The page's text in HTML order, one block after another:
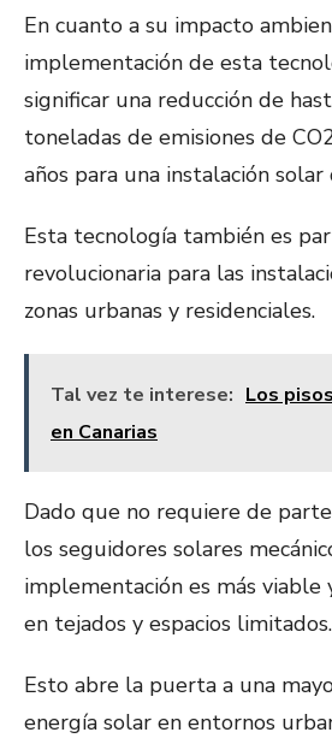
En cuanto a su impacto
implementación de esta
significar una reducción de
toneladas de emisiones de
años para una instalación
Esta tecnología también es
revolucionaria para las
zonas urbanas y residenciales.
Tal vez te interese: Los
en Canarias
Dado que no requiere de
los seguidores solares
implementación es más viable
en tejados y espacios limitados.
Esto abre la puerta a una
energía solar en entornos